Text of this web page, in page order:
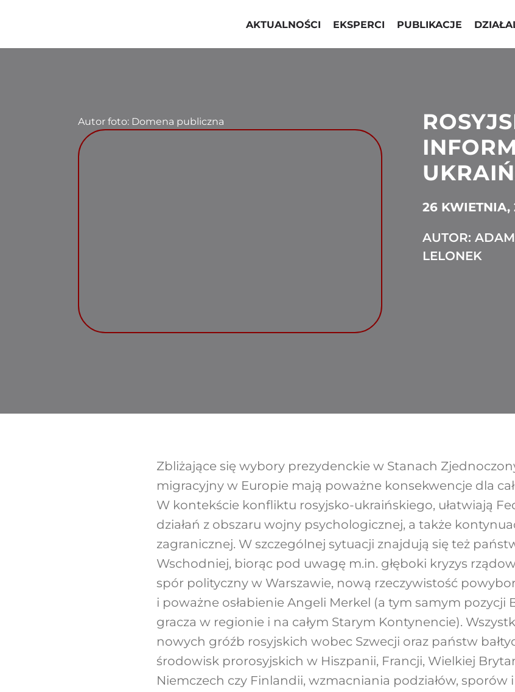
AKTUALNOŚCI EKSPERCI PUBLIKACJE
Autor foto: Domena publiczna
26 KWIETNIA,
AUTOR: ADAM
LELONEK
Zbliżające się wybory prezydenckie w Stanach
migracyjny w Europie mają poważne konsekwencje dla
W kontekście konfliktu rosyjsko-ukraińskiego, ułatwiają
działań z obszaru wojny psychologicznej, a także
zagranicznej. W szczególnej sytuacji znajdują się też
Wschodniej, biorąc pod uwagę m.in. głęboki kryzys
spór polityczny w Warszawie, nową rzeczywistość
i poważne osłabienie Angeli Merkel (a tym samym pozycji
gracza w regionie i na całym Starym Kontynencie).
nowych gróźb rosyjskich wobec Szwecji oraz państw
środowisk prorosyjskich w Hiszpanii, Francji, Wielkiej
Niemczech czy Finlandii, wzmacniania podziałów, sporów